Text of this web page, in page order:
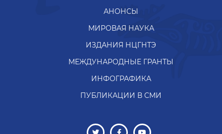
АНОНСЫ
МИРОВАЯ НАУКА
ИЗДАНИЯ НЦГНТЭ
МЕЖДУНАРОДНЫЕ ГРАНТЫ
ИНФОГРАФИКА
ПУБЛИКАЦИИ В СМИ